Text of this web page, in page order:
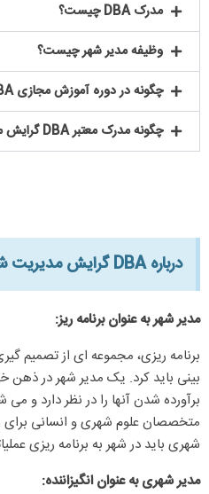
مدرک DBA چیست؟
وظیفه مدیر شهر چیست؟
چگونه در دوره آموزش مجازی DBA گرایش مدیریت شهری و شهرسازی شرکت کنیم؟
چگونه مدرک معتبر DBA گرایش مدیریت شهری و شهرسازی را اخذ نماییم؟
درباره DBA گرایش مدیریت شهری و شهرسازی بیشتر بدانید:​
مدیر شهر به عنوان برنامه ریز:
برنامه ریزی، مجموعه ای از
بینی باید کرد. یک مدیر شهر در ذهن
برآورده شدن آنها را در نظر دارد و
متخصصان علوم شهری و انسانی برای
شهری باید در شهر به برنامه ریزی
مدیر شهری به عنوان انگیزاننده: